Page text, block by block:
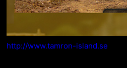
http://www.tamron-island.se